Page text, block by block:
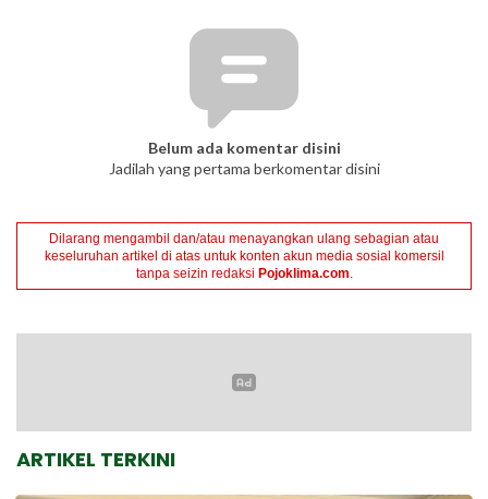
Belum ada komentar disini
Jadilah yang pertama berkomentar disini
Dilarang mengambil dan/atau menayangkan ulang sebagian atau
keseluruhan artikel di atas untuk konten akun media sosial komersil
tanpa seizin redaksi Pojoklima.com
ARTIKEL TERKINI